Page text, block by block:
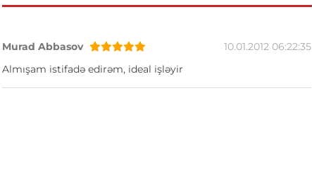
Murad Abbasov
10.01.2012 06:22:35
Almışam istifadə edirəm, ideal işləyir